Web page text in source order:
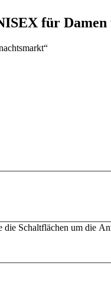
für
Schaltflächen um die